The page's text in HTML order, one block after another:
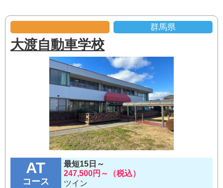
群馬県
大渡自動車学校
AT
コース
最短15日～
247,500円～（税込）
ツイン